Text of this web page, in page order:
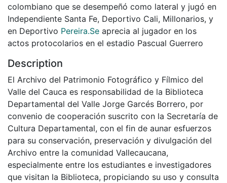
colombiano que se desempeñó como lateral y jugó en
Independiente Santa Fe, Deportivo Cali, Millonarios, y
en Deportivo Pereira.Se aprecia al jugador en los
actos protocolarios en el estadio Pascual Guerrero
Description
El Archivo del Patrimonio Fotográfico y Fílmico del
Valle del Cauca es responsabilidad de la Biblioteca
Departamental del Valle Jorge Garcés Borrero, por
convenio de cooperación suscrito con la Secretaría de
Cultura Departamental, con el fin de aunar esfuerzos
para su conservación, preservación y divulgación del
Archivo entre la comunidad Vallecaucana,
especialmente entre los estudiantes e investigadores
que visitan la Biblioteca, propiciando su uso y consulta